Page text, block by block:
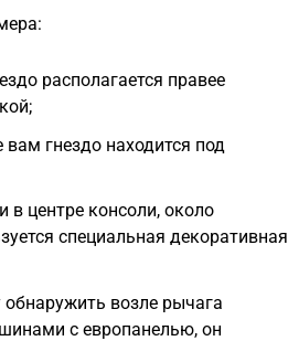
располагается правее
гнездо находится под
центре консоли, около
специальная декоративная
возле рычага
с европанелью, он